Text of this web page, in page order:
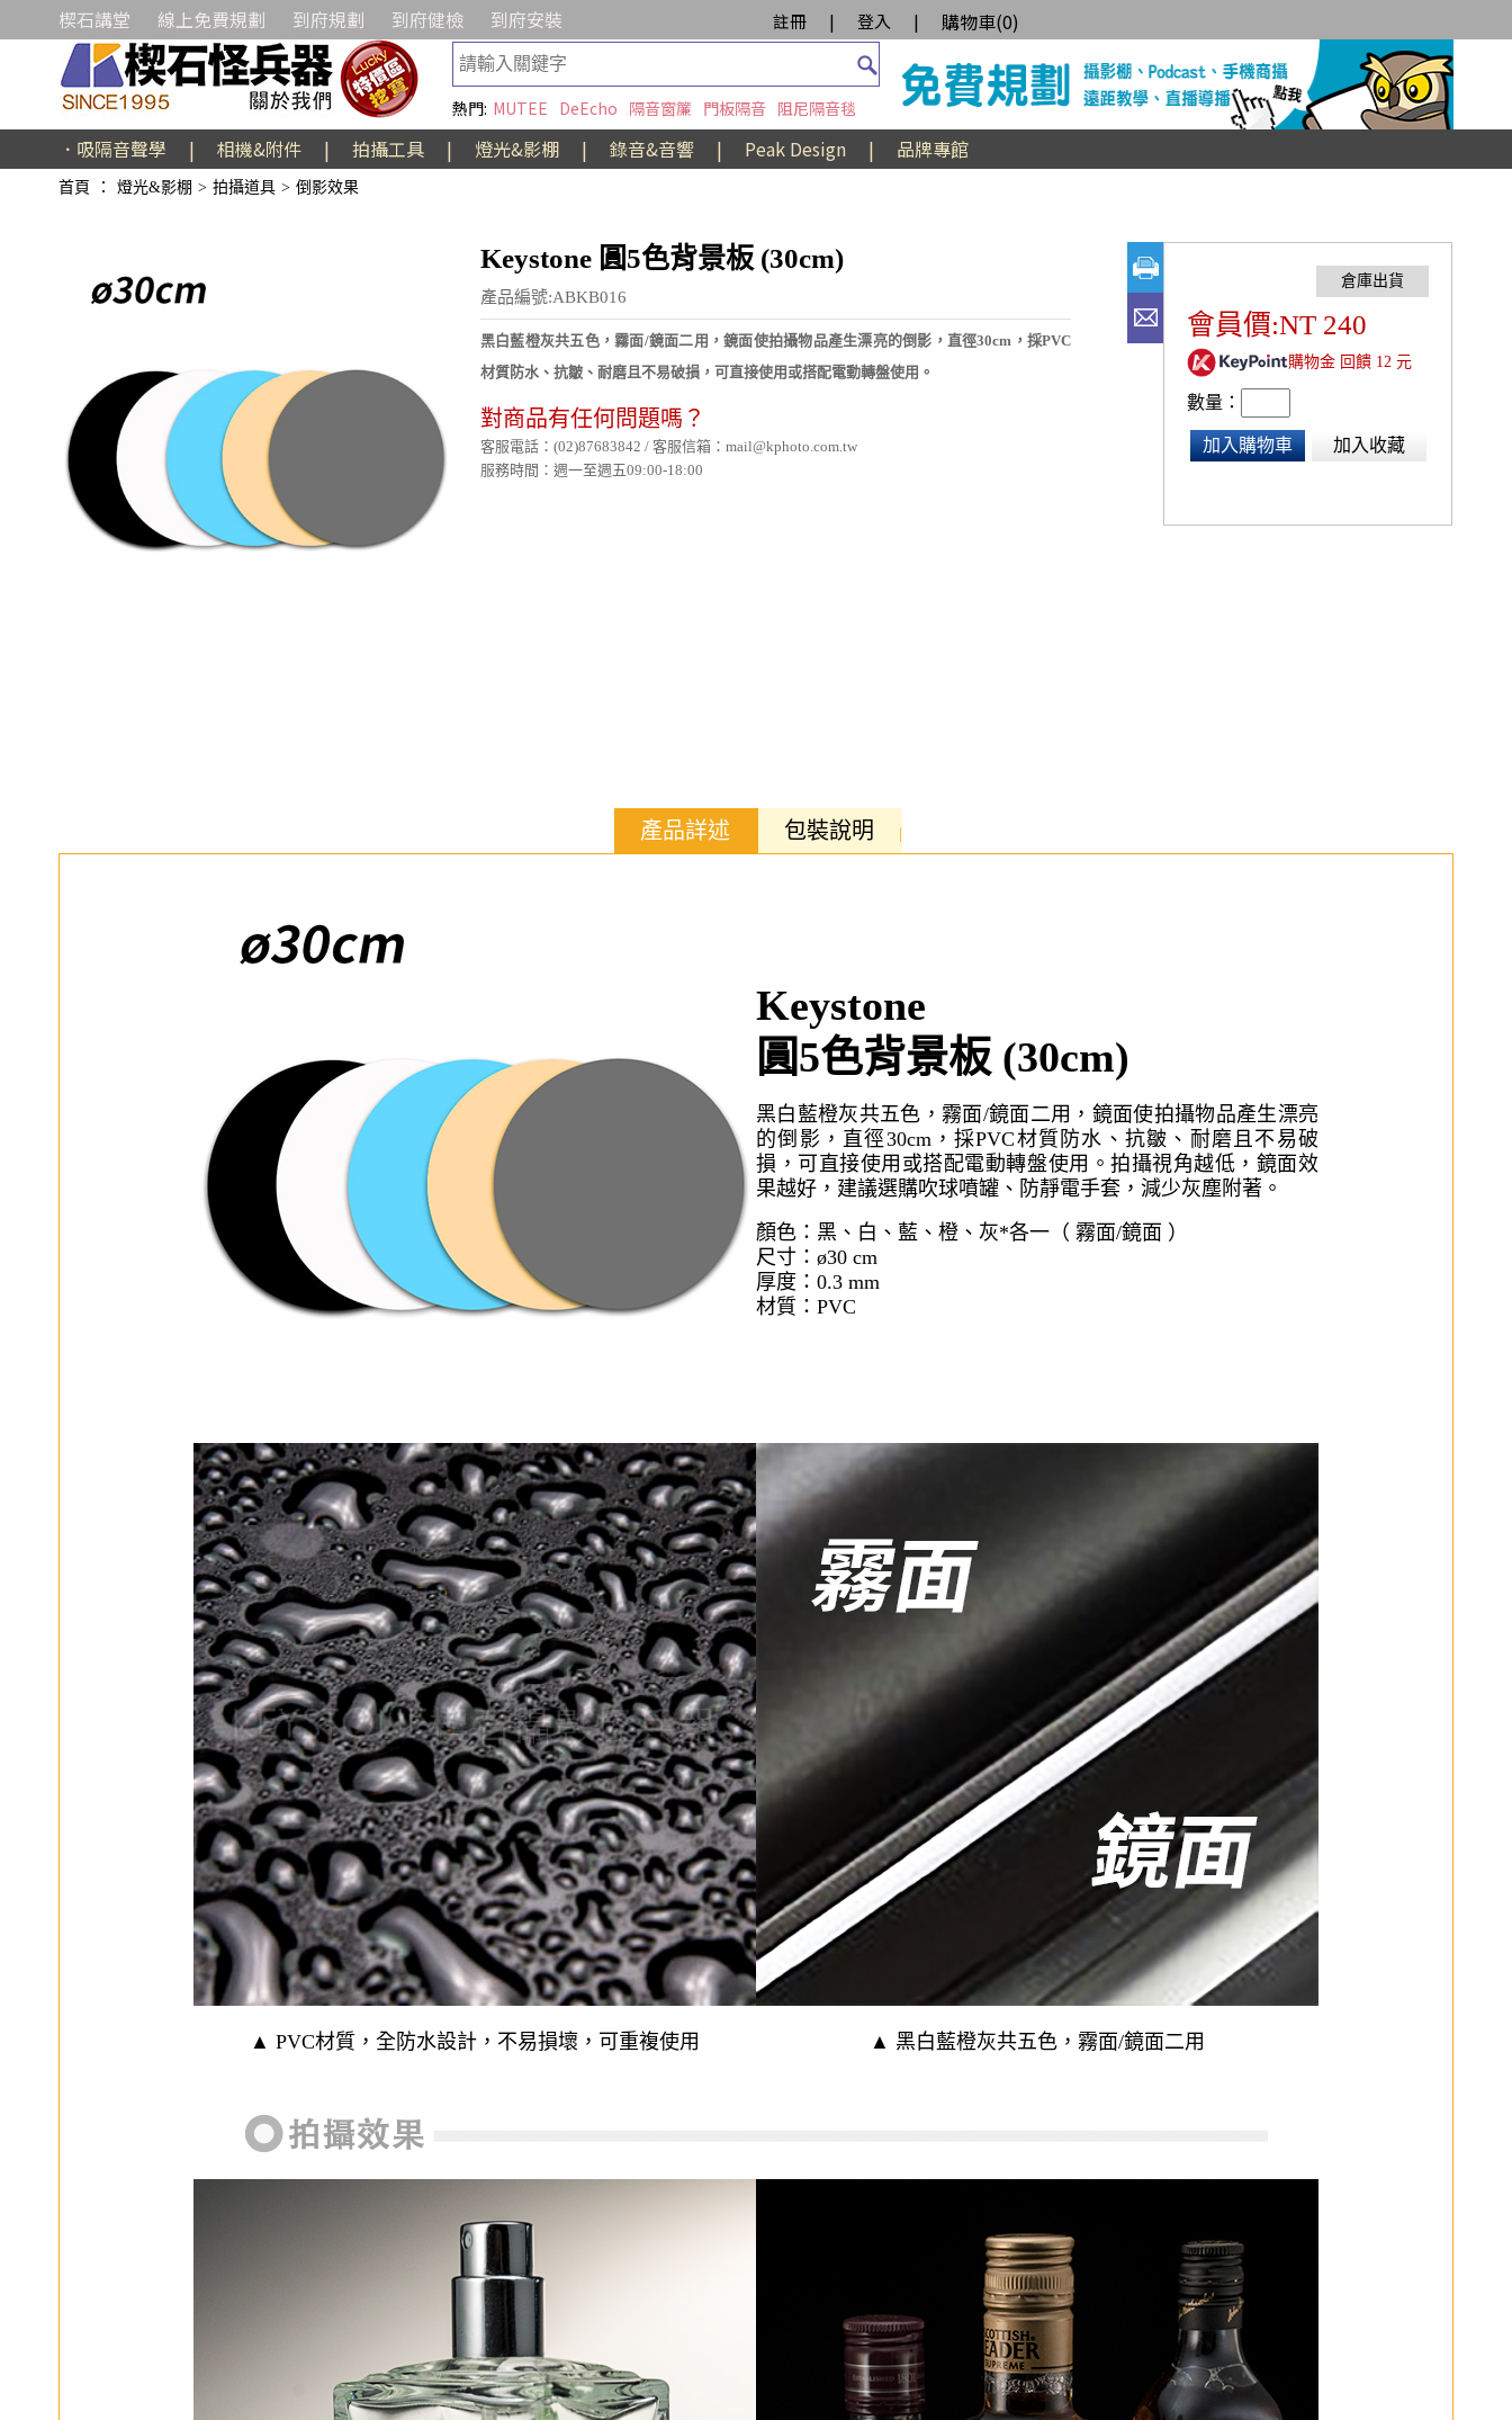
楔石講堂 線上免費規劃 到府規劃 到府健檢 到府安裝 註冊 | 登入 | 購物車(0)
熱門: MUTEE DeEcho 隔音窗簾 門板隔音 阻尼隔音毯
．吸隔音聲學 | 相機&附件 | 拍攝工具 | 燈光&影棚 | 錄音&音響 | Peak Design | 品牌專館
首頁 ： 燈光&影棚 > 拍攝道具 > 倒影效果
Keystone 圓5色背景板 (30cm)
產品編號:ABKB016
黑白藍橙灰共五色，霧面/鏡面二用，鏡面使拍攝物品產生漂亮的倒影，直徑30cm，採PVC
材質防水、抗皺、耐磨且不易破損，可直接使用或搭配電動轉盤使用。
對商品有任何問題嗎？
客服電話：(02)87683842 / 客服信箱：mail@kphoto.com.tw
服務時間：週一至週五09:00-18:00
會員價:NT 240
購物金 回饋 12 元
數量：
加入購物車 加入收藏
產品詳述 包裝說明
Keystone
圓5色背景板 (30cm)
黑白藍橙灰共五色，霧面/鏡面二用， 鏡面使拍攝物品產生漂亮
的倒影，直徑30cm，採PVC材質防水、抗皺、耐磨且不易破
損，可直接使用或搭配電動轉盤使用。拍攝視角越低，鏡面效
果越好，建議選購吹球噴罐 、 防靜電手套 ，減少灰塵附著。
顏色：黑、白、藍、橙、灰*各一（ 霧面/鏡面 ）
尺寸：ø30 cm
厚度：0.3 mm
材質：PVC
▲ PVC材質，全防水設計，不易損壞，可重複使用 ▲ 黑白藍橙灰共五色，霧面/鏡面二用